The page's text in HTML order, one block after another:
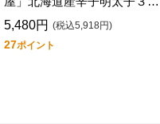
０ｇ Ｇ－３
5,480円 (税込5,918円)
27ポイント